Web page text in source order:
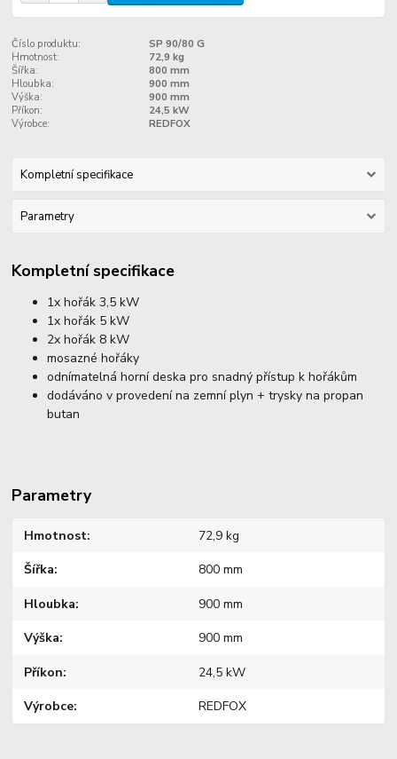
Číslo produktu:
SP 90/80 G
Hmotnost:
72,9 kg
Šířka:
800 mm
Hloubka:
900 mm
Výška:
900 mm
Příkon:
24,5 kW
Výrobce:
REDFOX
Kompletní specifikace
Parametry
Kompletní specifikace
1x hořák 3,5 kW
1x hořák 5 kW
2x hořák 8 kW
mosazné hořáky
odnímatelná horní deska pro snadný přístup k hořákům
dodáváno v provedení na zemní plyn + trysky na propan
butan
Parametry
Hmotnost 72,9 kg
Šířka 800 mm
Hloubka 900 mm
Výška 900 mm
Příkon 24,5 kW
Výrobce REDFOX